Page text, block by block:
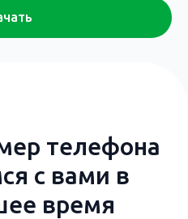
телефона
с вами в
время